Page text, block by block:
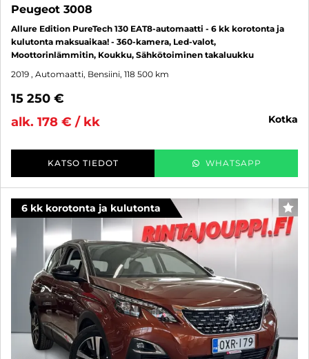
Peugeot 3008
Allure Edition PureTech 130 EAT8-automaatti - 6 kk korotonta ja
kulutonta maksuaikaa! - 360-kamera, Led-valot,
Moottorinlämmitin, Koukku, Sähkötoiminen takaluukku
2019 , Automaatti, Bensiini, 118 500 km
15 250 €
alk. 178 € / kk
kotka
KATSO TIEDOT WHATSAPP
6 kk korotonta ja kulutonta